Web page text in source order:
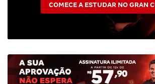
COMECE A ESTUDAR NO GRAN